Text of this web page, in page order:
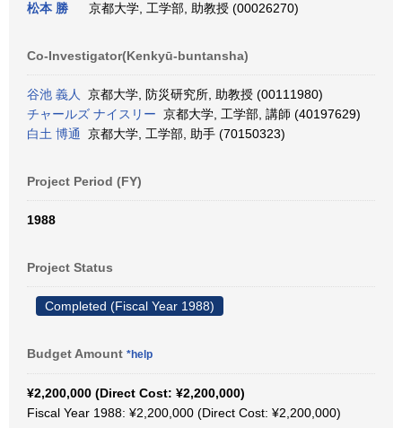
松本 勝 京都大学, 工学部, 助教授 (00026270)
Co-Investigator(Kenkyū-buntansha)
谷池 義人
京都大学, 防災研究所, 助教授 (00111980)
チャールズ ナイスリー 京都大学, 工学部, 講師 (40197629)
白土 博通
京都大学, 工学部, 助手 (70150323)
Project Period (FY)
1988
Project Status
Completed (Fiscal Year 1988)
Budget Amount *help
¥2,200,000 (Direct Cost: ¥2,200,000)
Fiscal Year 1988: ¥2,200,000 (Direct Cost: ¥2,200,000)